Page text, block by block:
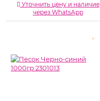
Уточнить цену и наличие
через WhatsApp